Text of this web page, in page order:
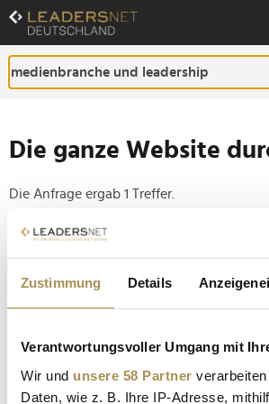
Zustimmung Details
Verantwortungsvoller Umgang mit
Wir und unsere 58 Partner
Daten, wie z. B. Ihre IP-Adresse,
Zum
Inhalt
Zur
Fußzeilen-
Navigation
Die ganze Website
Die Anfrage ergab 1 Treffer.
Tipp
Seiten suchen, die genau diese
100 Jahre Marilyn Monroe: Die
Unternehmerin, die Hollywood